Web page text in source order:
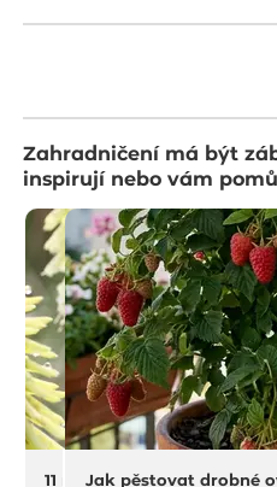
Zahradničení má být
inspirují nebo vám
11 na rostliny do sucha a
Jak pěstovat drobné